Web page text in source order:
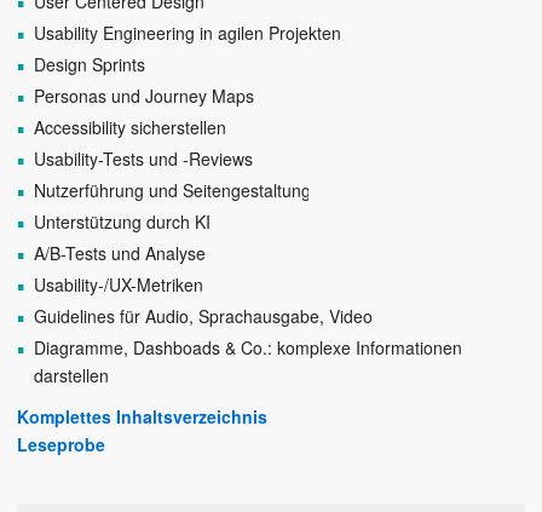
Usability Engineering in agilen Projekten
Design Sprints
Personas und Journey Maps
Accessibility sicherstellen
Usability-Tests und -Reviews
Nutzerführung und Seitengestaltung
Unterstützung durch KI
A/B-Tests und Analyse
Usability-/UX-Metriken
Guidelines für Audio, Sprachausgabe, Video
Diagramme, Dashboads & Co.: komplexe Informationen
darstellen
Komplettes Inhaltsverzeichnis
Leseprobe